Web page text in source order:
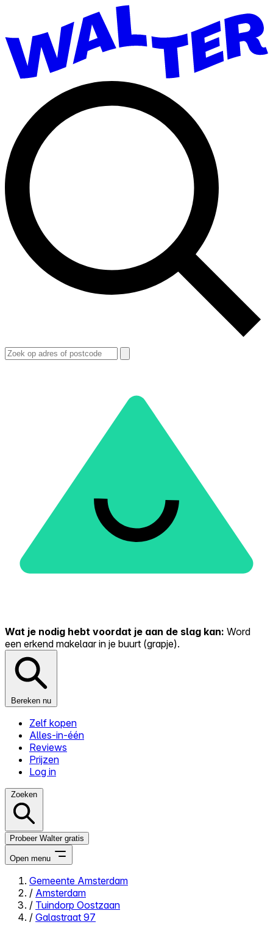
Wat je nodig hebt voordat je aan de slag kan: Word
een erkend makelaar in je buurt (grapje).
Bereken nu
Zelf kopen
Alles-in-één
Reviews
Prijzen
Log in
Zoeken
Probeer Walter gratis
Open menu
Close menu
Gemeente Amsterdam
/ Amsterdam
/ Tuindorp Oostzaan
/ Galastraat 97